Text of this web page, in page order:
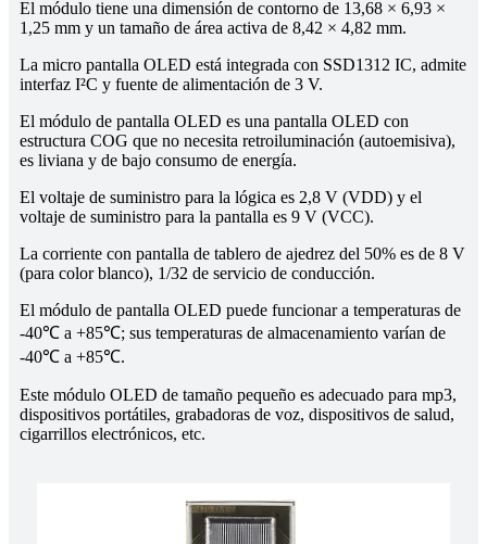
El módulo tiene una dimensión de contorno de 13,68 × 6,93 ×
1,25 mm y un tamaño de área activa de 8,42 × 4,82 mm.
La micro pantalla OLED está integrada con SSD1312 IC, admite
interfaz I²C y fuente de alimentación de 3 V.
El módulo de pantalla OLED es una pantalla OLED con
estructura COG que no necesita retroiluminación (autoemisiva),
es liviana y de bajo consumo de energía.
El voltaje de suministro para la lógica es 2,8 V (VDD) y el
voltaje de suministro para la pantalla es 9 V (VCC).
La corriente con pantalla de tablero de ajedrez del 50% es de 8 V
(para color blanco), 1/32 de servicio de conducción.
El módulo de pantalla OLED puede funcionar a temperaturas de
-40℃ a +85℃; sus temperaturas de almacenamiento varían de
-40℃ a +85℃.
Este módulo OLED de tamaño pequeño es adecuado para mp3,
dispositivos portátiles, grabadoras de voz, dispositivos de salud,
cigarrillos electrónicos, etc.